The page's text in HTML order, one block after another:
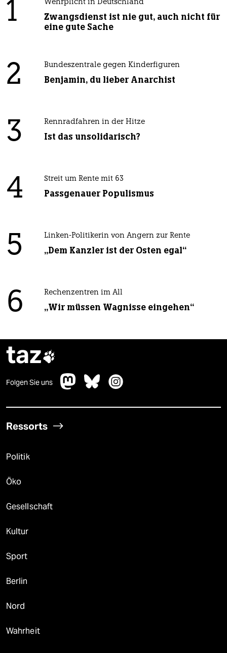
1 Wehrplicht in Deutschland
Zwangsdienst ist nie gut, auch nicht für
eine gute Sache
2 Bundeszentrale gegen Kinderfiguren
Benjamin, du lieber Anarchist
3 Rennradfahren in der Hitze
Ist das unsolidarisch?
4 Streit um Rente mit 63
Passgenauer Populismus
5 Linken-Politikerin von Angern zur Rente
„Dem Kanzler ist der Osten egal“
6 Rechenzentren im All
„Wir müssen Wagnisse eingehen“
taz
Folgen Sie uns
Ressorts
Politik
Öko
Gesellschaft
Kultur
Sport
Berlin
Nord
Wahrheit